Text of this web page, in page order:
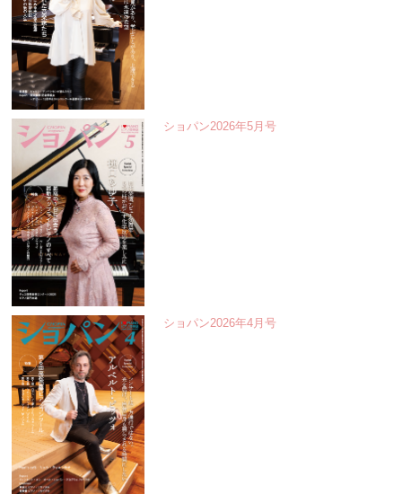
ショパン2026年5月号
ショパン2026年4月号